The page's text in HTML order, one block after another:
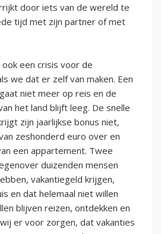
door iets van de wereld te
tijd met zijn partner of met
een crisis voor de
we dat er zelf van maken. Een
niet meer op reis en de
het land blijft leeg. De snelle
zijn jaarlijkse bonus niet,
zeshonderd euro over en
een appartement. Twee
duizenden mensen
vakantiegeld krijgen,
en dat helemaal niet willen
blijven reizen, ontdekken en
er voor zorgen, dat vakanties